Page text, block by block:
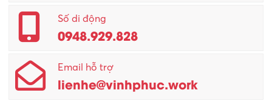
Quản lý – Giám đốc
Quản lý chất lượng – QC
Quản lý sản xuất
Quản trị kinh doanh
Số di động
0948.929.828
Email hỗ trợ
lienhe@vinhphuc.work